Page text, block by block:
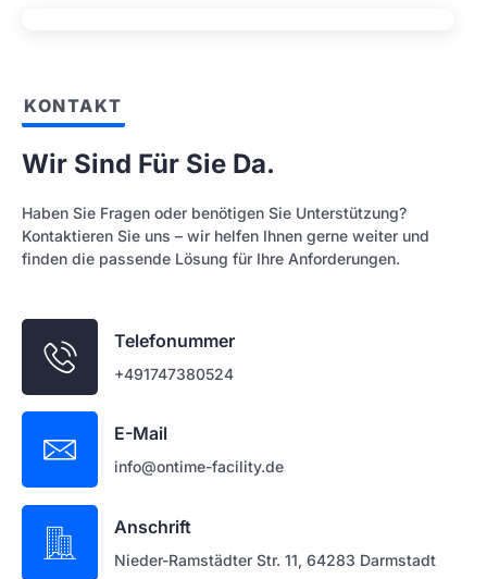
KONTAKT
Wir Sind Für Sie Da.
Haben Sie Fragen oder benötigen Sie Unterstützung?
Kontaktieren Sie uns – wir helfen Ihnen gerne weiter und
finden die passende Lösung für Ihre Anforderungen.
Telefonummer
+491747380524
E-Mail
info@ontime-facility.de
Anschrift
Nieder-Ramstädter Str. 11, 64283 Darmstadt